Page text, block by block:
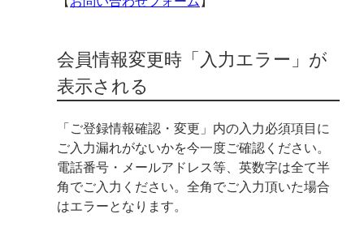
会員情報変更時「入力エラー」が
表示される
「ご登録情報確認・変更」内の入力必須項目に
ご入力漏れがないかを今一度ご確認ください。
電話番号・メールアドレス等、英数字は全て半
角でご入力ください。全角でご入力頂いた場合
はエラーとなります。